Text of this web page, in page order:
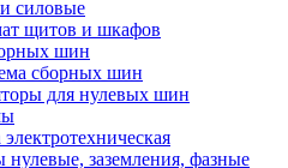
силовые
щитов и шкафов
шин
сборных шин
для нулевых шин
заземления, фазные